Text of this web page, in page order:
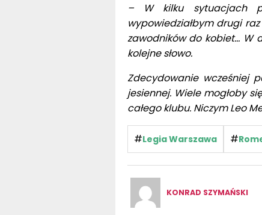
– W kilku sytuacjach
wypowiedziałbym drugi
zawodników do kobiet… W
kolejne słowo.
Zdecydowanie wcześniej
jesiennej. Wiele mogłoby
całego klubu. Niczym Leo
#Legia Warszawa #
KONRAD SZYMAŃSKI